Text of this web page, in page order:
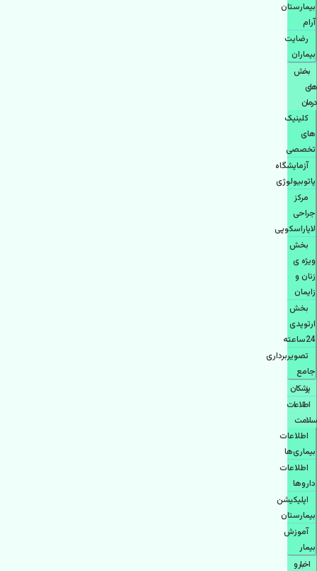
بیمارستان
آرام
رضایت
بیماران
بخش
های
درمان
کلینیک
های
تخصصی
آزمایشگاه
پاتوبیولوژی
مرکز
جراحی
لاپاراسکوپی
بخش
ویژه ی
زنان و
زایمان
بخش
ارتوپدی
24ساعته
تصویربرداری
جامع
پزشكان
اطلاعات
سلامت
اطلاعات
بیماری‌ها
اطلاعات
دارو‌ها
اپليكيشن
بيمارستان
آموزش
بیمار
اخبار و